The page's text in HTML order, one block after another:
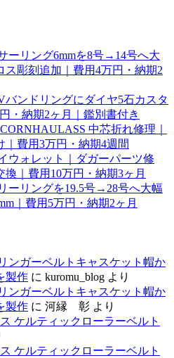
ーリング6mmを8号→14号へ大
ス彫刻追加｜費用4万円・納期2
バンドリングにダイヤ5石カスタ
・納期2ヶ月｜鑑別書付き
中芯折れ修理｜
費用3万円・納期4週間
ウォレット｜ダガーパーツ修
｜費用10万円・納期3ヶ月
ーリングを19.5号→28号へ大幅
｜費用5万円・納期2ヶ月
ンガーベルトキャスケット帽か
製作 に kuromu_blog より
ンガーベルトキャスケット帽か
製作 に 河縁 彰 より
ケルティックローラーベルト
ケルティックローラーベルト